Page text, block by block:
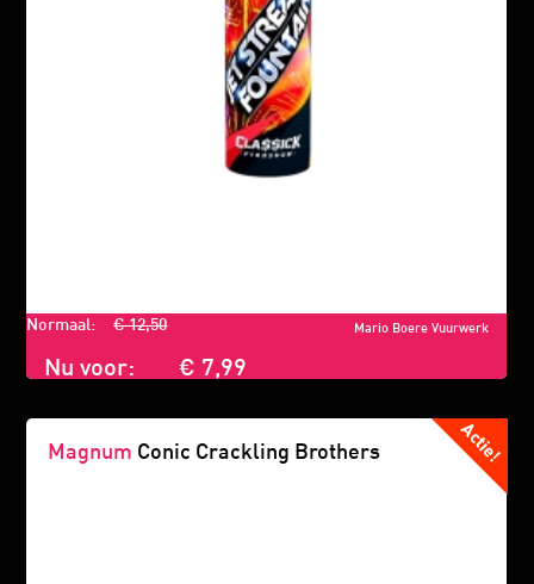
Mario Boere Vuurwerk
Normaal: € 12,50
Nu voor: € 7,99
Magnum Conic Crackling Brothers